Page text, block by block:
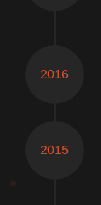
2016
2015